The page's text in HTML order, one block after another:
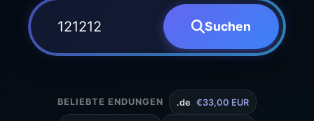
Suchen
BELIEBTE ENDUNGEN .de €33,00 EUR